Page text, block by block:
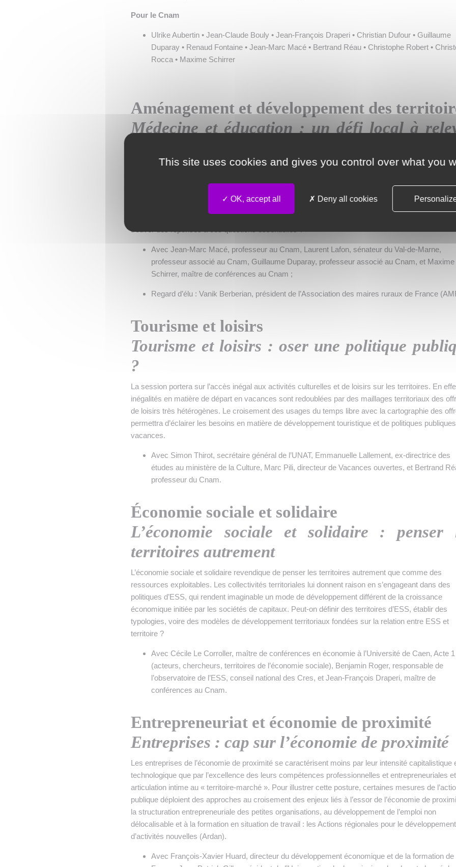
Pour le Cnam
Ulrike Aubertin • Jean-Claude Bouly • Jean-François Draperi • Christian Dufour • Guillaume
Duparay • Renaud Fontaine • Jean-Marc Macé • Bertrand Réau • Christophe Robert •
Rocca • Maxime Schirrer
Aménagement et développement des
Médecine et éducation : un défi local à
Inquiétant développement des déserts médicaux, fermeture des écoles en milieu rural, le tout
l’avenir pour apporter des réponses concrètes aux besoins des familles, des enfants et des
trouver des réponses à ces questions essentielles ?
Avec Jean-Marc Macé, professeur au Cnam, Laurent Lafon, sénateur du Val-de-Marne,
professeur associé au Cnam, Guillaume Duparay, professeur associé au Cnam, et Maxime
Schirrer, maître de conférences au Cnam ;
Regard d’élu : Vanik Berberian, président de l’Association des maires ruraux de France
Tourisme et loisirs
Tourisme et loisirs : oser une politique
?
La session portera sur l’accès inégal aux activités culturelles et de loisirs sur les territoires. En
inégalités en matière de départ en vacances sont redoublées par des maillages territoriaux des
de loisirs très hétérogènes. Le croisement des usages du temps libre avec la cartographie des
permettra d’éclairer les besoins en matière de développement touristique et de politiques
vacances.
Avec Simon Thirot, secrétaire général de l’UNAT, Emmanuelle Lallement, ex-directrice des
études au ministère de la Culture, Marc Pili, directeur de Vacances ouvertes, et Bertrand
professeur du Cnam.
Économie sociale et solidaire
L’économie sociale et solidaire : penser
territoires autrement
L’économie sociale et solidaire revendique de penser les territoires autrement que comme des
ressources exploitables. Les collectivités territoriales lui donnent raison en s’engageant dans des
politiques d’ESS, qui rendent imaginable un mode de développement différent de la croissance
économique initiée par les sociétés de capitaux. Peut-on définir des territoires d’ESS, établir des
typologies, voire des modèles de développement territoriaux fondées sur la relation entre ESS et
territoire ?
Avec Cécile Le Corroller, maître de conférences en économie à l’Université de Caen, Acte 1
(acteurs, chercheurs, territoires de l’économie sociale), Benjamin Roger, responsable de
l’observatoire de l’ESS, conseil national des Cres, et Jean-François Draperi, maître de
conférences au Cnam.
Entrepreneuriat et économie de proximité
Entreprises : cap sur l’économie de proximité
Les entreprises de l’économie de proximité se caractérisent moins par leur intensité capitalistique
technologique que par l’excellence des leurs compétences professionnelles et entrepreneuriales
articulation intime au « territoire-marché ». Pour illustrer cette posture, certaines mesures de
publique déploient des approches au croisement des enjeux liés à l’essor de l’économie de
la structuration entrepreneuriale des petites organisations, au développement de l’emploi non
délocalisable et à la formation en situation de travail : les Actions régionales pour le développement
d’activités nouvelles (Ardan).
Avec François-Xavier Huard, directeur du développement économique et de la formation de
This site uses cookies and gives you control over what you
OK, accept all Deny all cookies